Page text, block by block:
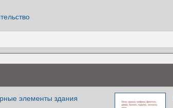
элементы здания